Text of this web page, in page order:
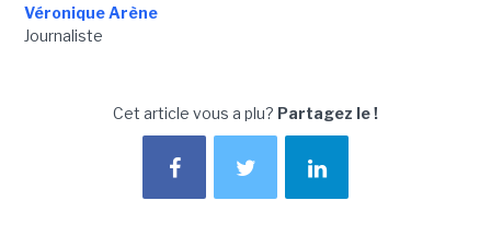
Véronique Arène
Journaliste
Cet article vous a plu? Partagez le !